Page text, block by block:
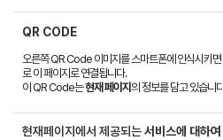
QR CODE
오른쪽 QR Code 이미지를 스마트폰에 인식시키면
로 이 페이지로 연결됩니다.
이 QR Code는현재 페이지의 정보를 담고 있습니
현재페이지에서 제공되는서비스에 대하